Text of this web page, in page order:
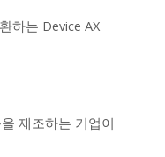
하는 Device AX
제조하는 기업이